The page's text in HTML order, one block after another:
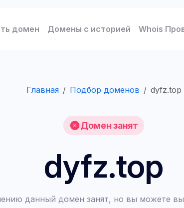
домен Домены с историей Whois
Главная Подбор доменов dyfz.top
Домен занят
dyfz.top
данный домен занят, но вы можете